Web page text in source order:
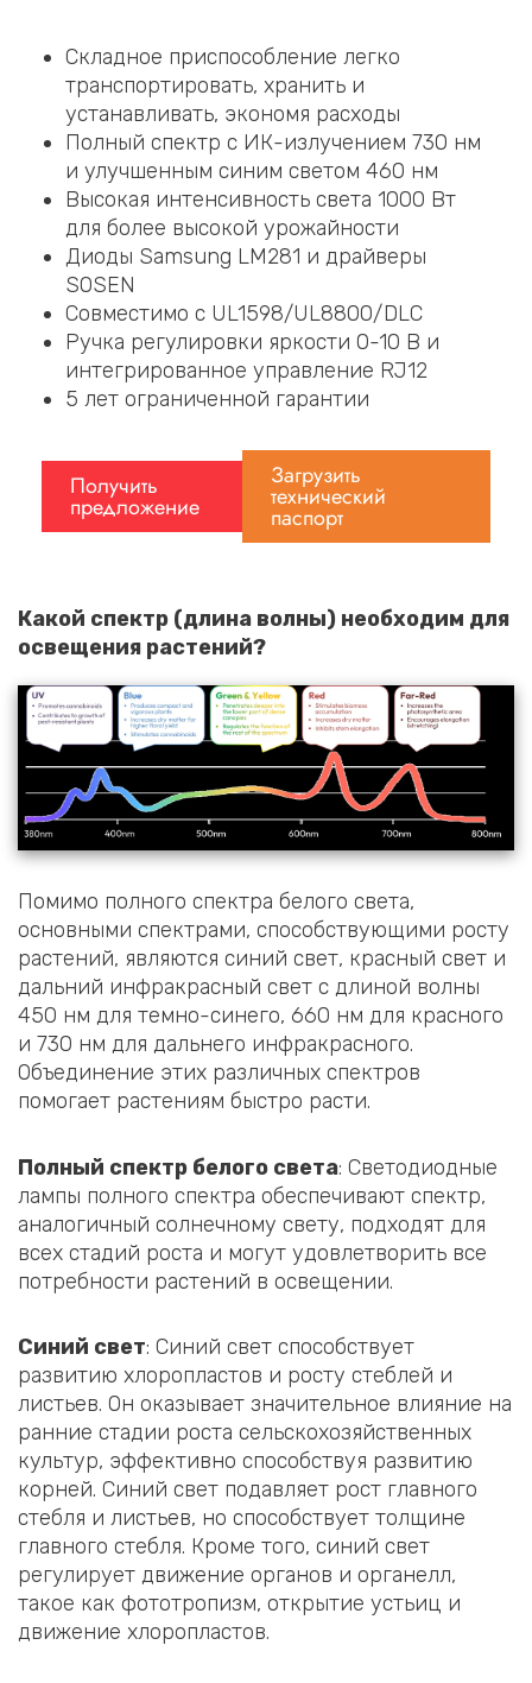
Складное приспособление легко
транспортировать, хранить и
устанавливать, экономя расходы
Полный спектр с ИК-излучением 730 нм
и улучшенным синим светом 460 нм
Высокая интенсивность света 1000 Вт
для более высокой урожайности
Диоды Samsung LM281 и драйверы
SOSEN
Совместимо с UL1598/UL8800/DLC
Ручка регулировки яркости 0-10 В и
интегрированное управление RJ12
5 лет ограниченной гарантии
Получить
предложение
Загрузить
технический
паспорт
Какой спектр (длина волны) необходим для
освещения растений?
Помимо полного спектра белого света,
основными спектрами, способствующими росту
растений, являются синий свет, красный свет и
дальний инфракрасный свет с длиной волны
450 нм для темно-синего, 660 нм для красного
и 730 нм для дальнего инфракрасного.
Объединение этих различных спектров
помогает растениям быстро расти.
Полный спектр белого света: Светодиодные
лампы полного спектра обеспечивают спектр,
аналогичный солнечному свету, подходят для
всех стадий роста и могут удовлетворить все
потребности растений в освещении.
Синий свет‌: Синий свет способствует
развитию хлоропластов и росту стеблей и
листьев. Он оказывает значительное влияние на
ранние стадии роста сельскохозяйственных
культур, эффективно способствуя развитию
корней. Синий свет подавляет рост главного
стебля и листьев, но способствует толщине
главного стебля. Кроме того, синий свет
регулирует движение органов и органелл,
такое как фототропизм, открытие устьиц и
движение хлоропластов.